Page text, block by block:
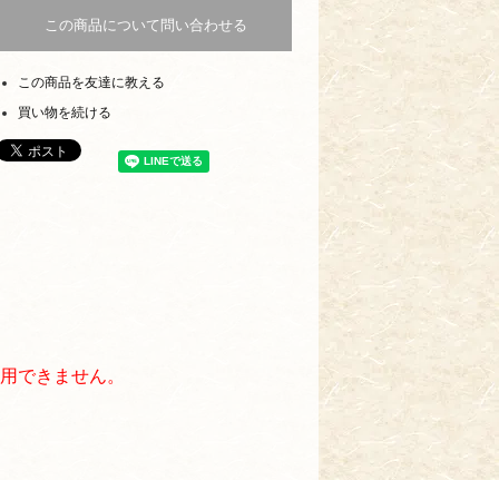
この商品について問い合わせる
この商品を友達に教える
買い物を続ける
できません。